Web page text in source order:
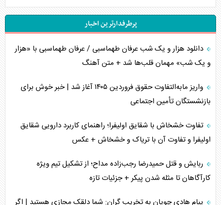
پرطرفدارترین اخبار
دانلود هزار و یک شب عرفان طهماسبی / عرفان طهماسبی با «هزار
و یک شب» مهمان قلب‌ها شد + متن آهنگ
واریز مابه‌التفاوت حقوق فروردین ۱۴۰۵ آغاز شد | خبر خوش برای
بازنشستگان تأمین اجتماعی
تفاوت خشخاش با شقایق اولیفرا؛ راهنمای کاربرد دارویی شقایق
اولیفرا و تفاوت آن با تریاک و خشخاش + عکس
ربایش و قتل حمیدرضا رجب‌زاده مداح؛ از تشکیل تیم ویژه
کارآگاهان تا مثله شدن پیکر + جزئیات تازه
پیام هادی چوپان به تخریب گران: شما دلقک مجازی هستید | اگر